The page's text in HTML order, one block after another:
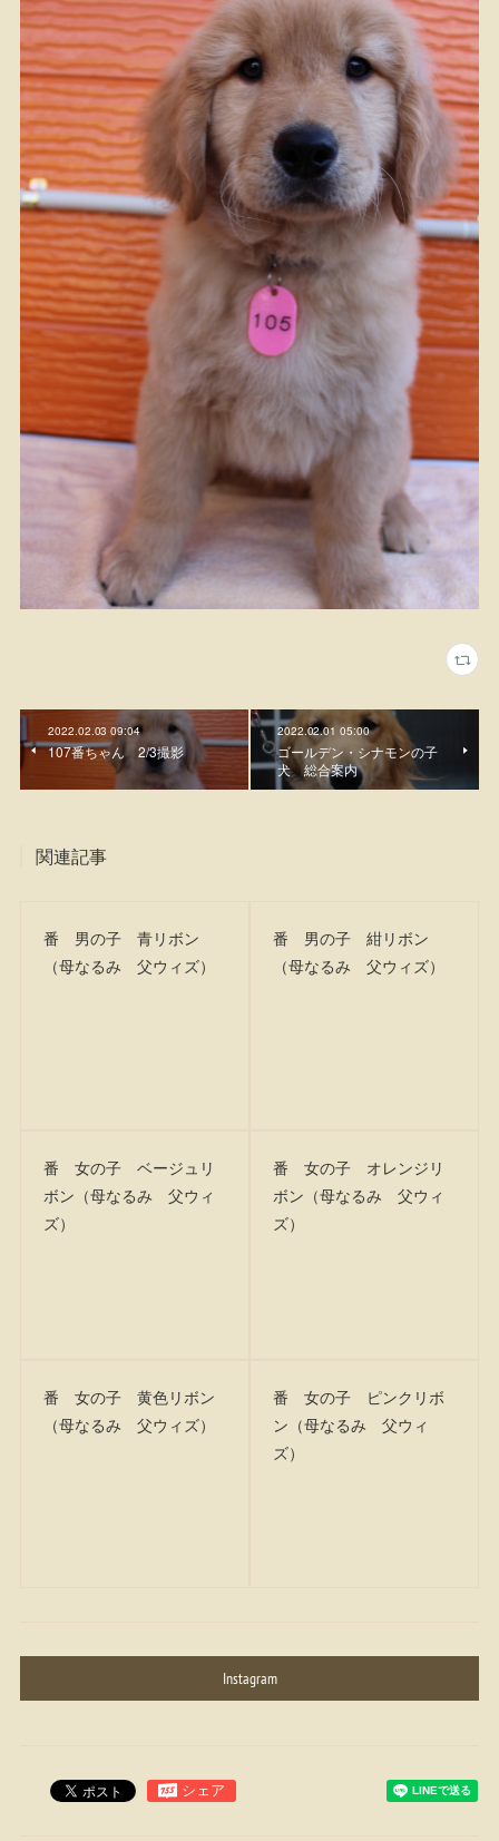
2022.02.03 09:04
107番ちゃん 2/3撮影
2022.02.01 05:00
ゴールデン・シナモンの子
犬 総合案内
関連記事
番 男の子 青リボン
（母なるみ 父ウィズ）
番 男の子 紺リボン
（母なるみ 父ウィズ）
番 女の子 ベージュリ
ボン（母なるみ 父ウィ
ズ）
番 女の子 オレンジリ
ボン（母なるみ 父ウィ
ズ）
番 女の子 黄色リボン
（母なるみ 父ウィズ）
番 女の子 ピンクリボ
ン（母なるみ 父ウィ
ズ）
Instagram